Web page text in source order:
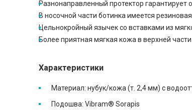
Разнонаправленный протектор
В носочной части ботинка имеется
Цельнокройный язычек со вставками из
Более приятная мягкая кожа в верхней
Характеристики
Материал: нубук/кожа (т. 2,4 мм) с
Подошва: Vibram® Sorapis